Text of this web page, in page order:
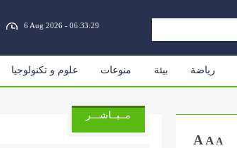
6 Aug 2026 - 06:33:30
رياضة بيئة منوعات علوم و تكنولوجيا
A A A
مــبــاشـــر